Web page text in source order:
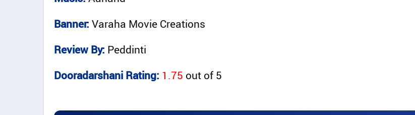
Banner: Varaha Movie Creations
Review By: Peddinti
Dooradarshani Rating: 1.75 out of5